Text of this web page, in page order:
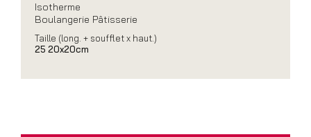
Isotherme
Boulangerie Pâtisserie
Taille (long. + soufflet x haut.)
25 20x20cm